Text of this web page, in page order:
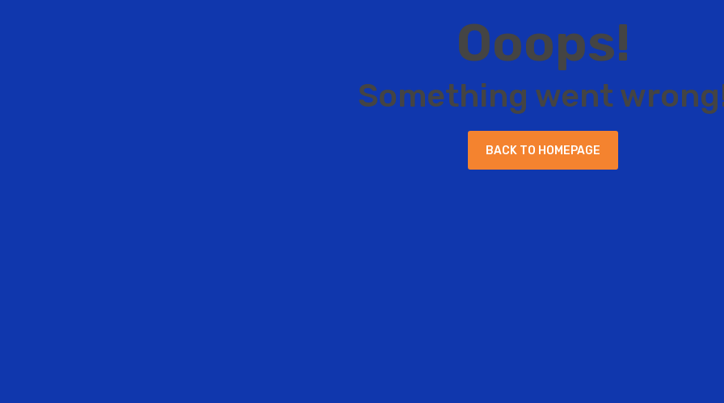
Ooops!
Something went wrong
BACK TO HOM EPAG E